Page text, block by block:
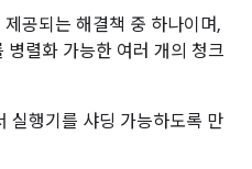
공되는 해결책 중 하나이며,
렬화 가능한 여러 개의 청크
실행기를 샤딩 가능하도록 만